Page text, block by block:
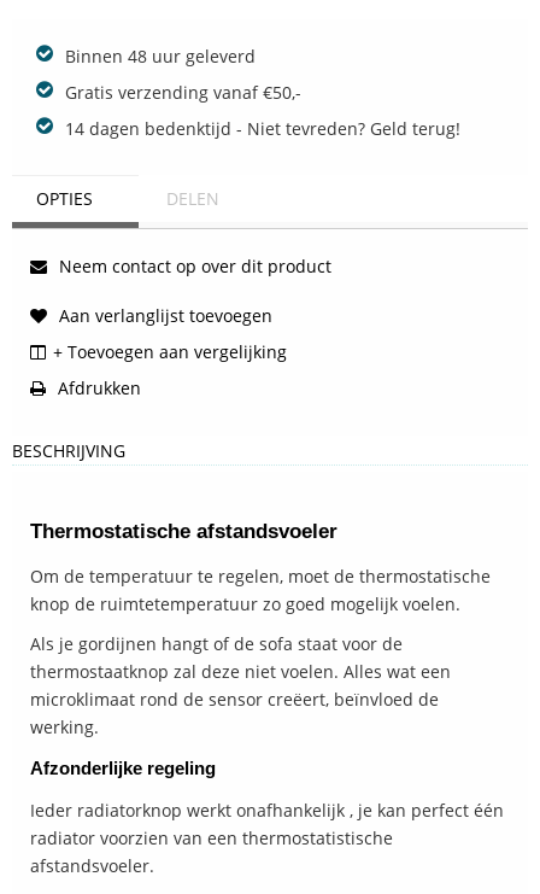
Binnen 48 uur geleverd
Gratis verzending vanaf €50,-
14 dagen bedenktijd - Niet tevreden? Geld terug!
OPTIES DELEN
Neem contact op over dit product
Aan verlanglijst toevoegen
+ Toevoegen aan vergelijking
Afdrukken
BESCHRIJVING
Thermostatische afstandsvoeler
Om de temperatuur te regelen, moet de thermostatische
knop de ruimtetemperatuur zo goed mogelijk voelen.
Als je gordijnen hangt of de sofa staat voor de
thermostaatknop zal deze niet voelen. Alles wat een
microklimaat rond de sensor creëert, beïnvloed de
werking.
Afzonderlijke regeling
Ieder radiatorknop werkt onafhankelijk , je kan perfect één
radiator voorzien van een thermostatistische
afstandsvoeler.